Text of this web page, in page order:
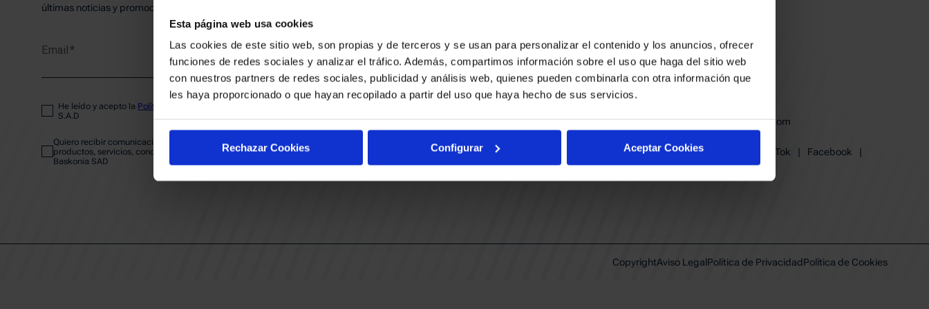
Esta página web usa cookies
Las cookies de este sitio web, son propias y de terceros y se usan para personalizar el contenido y los anuncios, ofrecer
funciones de redes sociales y analizar el tráfico. Además, compartimos información sobre el uso que haga del sitio web
con nuestros partners de redes sociales, publicidad y análisis web, quienes pueden combinarla con otra información que
les haya proporcionado o que hayan recopilado a partir del uso que haya hecho de sus servicios.
Rechazar Cookies Configurar Aceptar Cookies
PLANTILLA
ENTRADAS
ABONADOS
CALENDARIO
CLUB
últimas noticias y promociones del club.
Email
He leído y acepto la Política de privacidad
S.A.D
Quiero recibir comunicaciones electrónicas sobre las actividades,
productos, servicios, concursos, ofertas y/o promociones del SASKI
Baskonia SAD
BAKH
FUNDACIÓN BASKONIA-ALAVÉS
01013 Vitoria-Gasteiz
baskonia@baskonia.com
Instagram
TikTok | Facebook
|
Youtube
| Linkedin
CopyrightAviso LegalPolítica de PrivacidadPolítica de Cookies